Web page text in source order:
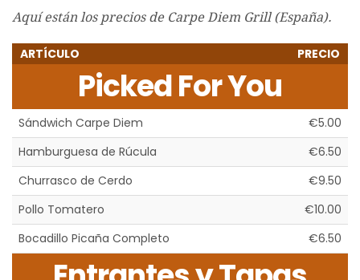
Aquí están los precios de Carpe Diem Grill (España).
ARTÍCULO PRECIO
Picked For You
Sándwich Carpe Diem
€5.00
Hamburguesa de Rúcula
€6.50
Churrasco de Cerdo
€9.50
Pollo Tomatero
€10.00
Bocadillo Picaña Completo
€6.50